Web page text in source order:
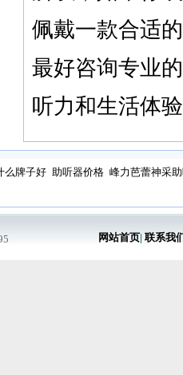
佩戴一款合适
最好咨询专业
听力和生活体
么牌子好 助听器价格 峰力芭蕾神采
网站首页| 联系我